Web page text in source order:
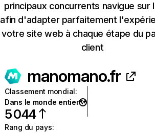
principaux concurrents navigue sur
afin d'adapter parfaitement
votre site web à chaque étape du
client
manomano.fr
Classement mondial:
Dans le monde entier
5 044
Rang du pays: